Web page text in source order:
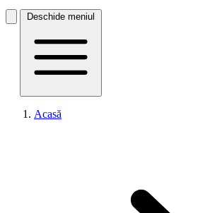
Deschide meniul
Acasă